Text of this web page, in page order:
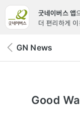
굿네이버스 앱
더 편리하게
뒤 GN News
Good